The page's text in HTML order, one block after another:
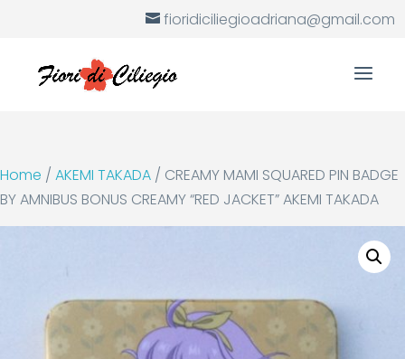
fioridiciliegioadriana@gmail.com
Home / AKEMI TAKADA / CREAMY MAMI SQUARED PIN BADGE
BY AMNIBUS BONUS CREAMY “RED JACKET” AKEMI TAKADA